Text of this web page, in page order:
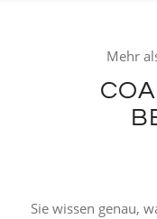
Mehr
Sie wissen genau,